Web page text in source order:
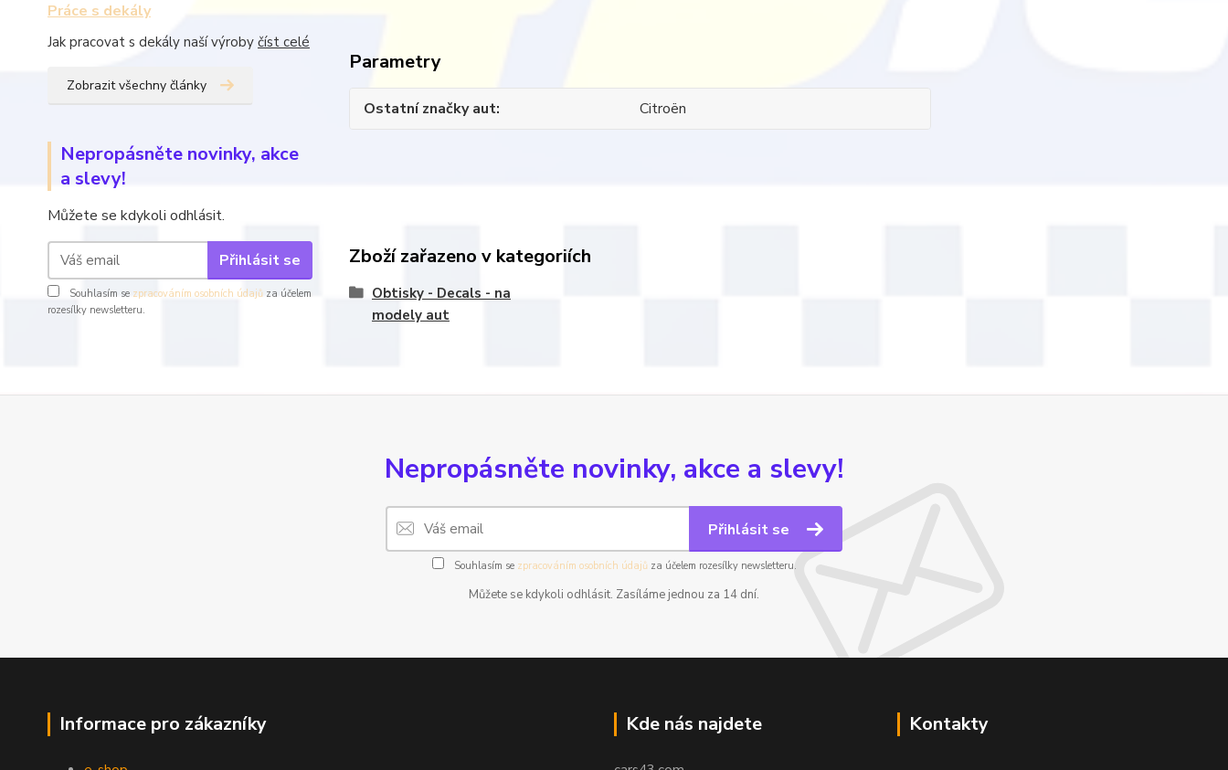
Práce s dekály
Jak pracovat s dekály naší výroby číst celé
Zobrazit všechny články
Nepropásněte novinky, akce
a slevy!
Můžete se kdykoli odhlásit.
Přihlásit se
Souhlasím se zpracováním osobních údajů za účelem
rozesílky newsletteru.
Parametry
Ostatní značky aut Citroën
Zboží zařazeno v kategoriích
Obtisky - Decals - na
modely aut
Nepropásněte novinky, akce a slevy!
Přihlásit se
Souhlasím se zpracováním osobních údajůza účelem rozesílky newsletteru.
Můžete se kdykoli odhlásit. Zasíláme jednou za 14 dní.
Informace pro zákazníky Kde nás najdete Kontakty